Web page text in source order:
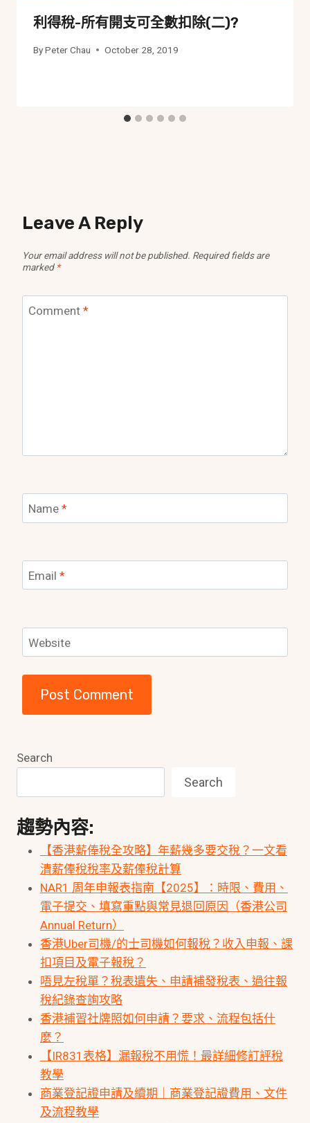
利得稅-所有開支可全數扣除(二)?
ByPeter Chau October 28, 2019
Leave A Reply
Your email address will not be published. Required fields are
marked *
Comment *
Name *
Email *
Website
Search
Search
趨勢內容:
【香港薪俸稅全攻略】年薪幾多要交稅？一文看
清薪俸稅稅率及薪俸稅計算
NAR1 周年申報表指南【2025】：時限、費用、
電子提交、填寫重點與常見退回原因（香港公司
Annual Return）
香港Uber司機/的士司機如何報稅？收入申報、課
扣項目及電子報稅？
唔見左稅單？稅表遺失、申請補發稅表、過往報
稅紀錄查詢攻略
香港補習社牌照如何申請？要求、流程包括什
麼？
【IR831表格】漏報稅不用慌！最詳細修訂評稅
教學
商業登記證申請及續期｜商業登記證費用、文件
及流程教學